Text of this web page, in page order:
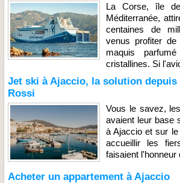
La Corse, île
Méditerranée,
centaines de
venus profiter
maquis
cristallines. Si
Jet ski à Ajaccio, la solution
Rossi
Vous le savez,
avaient leur base
à Ajaccio et sur
accueillir les
faisaient l'honneur
Acheter un appartement à Ajaccio